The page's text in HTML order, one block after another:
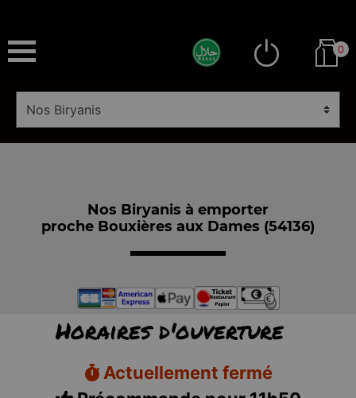
0
Nos Biryanis à emporter
proche Bouxières aux Dames (54136)
Horaires d'ouverture
Actuellement fermé